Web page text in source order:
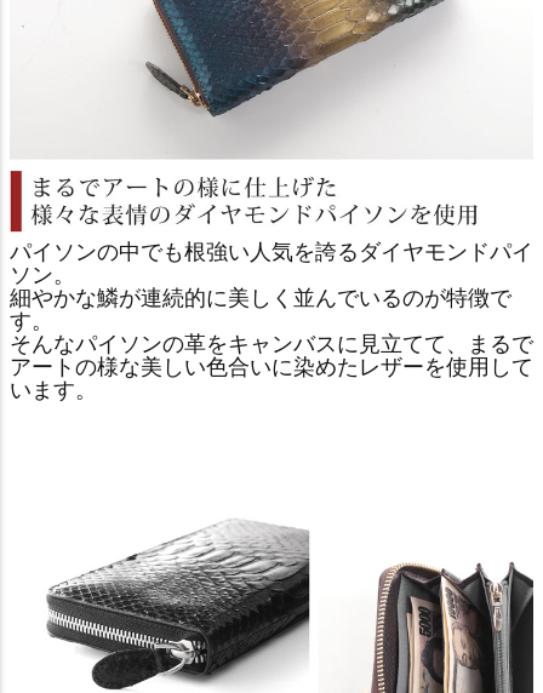
パイソンの中でも根強い人気を誇るダイヤモンドパイ
ソン。
細やかな鱗が連続的に美しく並んでいるのが特徴で
す。
そんなパイソンの革をキャンバスに見立てて、まるで
アートの様な美しい色合いに染めたレザーを使用して
います。